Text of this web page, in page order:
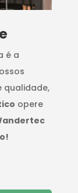
é a
qualidade,
opere